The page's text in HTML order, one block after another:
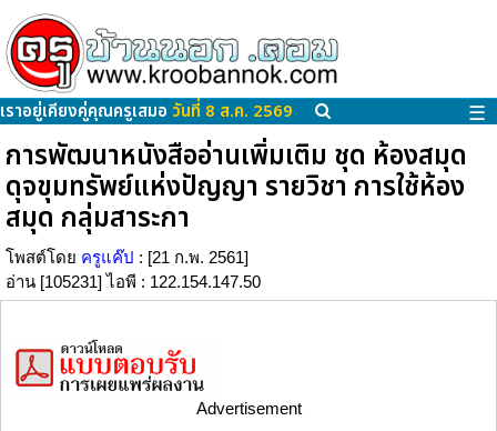
เราอยู่เคียงคู่คุณครูเสมอ วันที่ 8 ส.ค. 2569 ☰
การพัฒนาหนังสืออ่านเพิ่มเติม ชุด ห้องสมุด
ดุจขุมทรัพย์แห่งปัญญา รายวิชา การใช้ห้อง
สมุด กลุ่มสาระกา
โพสต์โดย ครูแค๊ป : [21 ก.พ. 2561]
อ่าน [105231] ไอพี : 122.154.147.50
Advertisement